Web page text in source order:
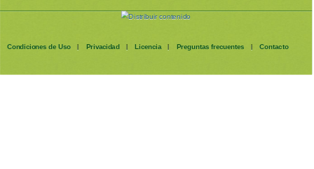
Condiciones de Uso | Privacidad | Licencia | Preguntas frecuentes | Contacto